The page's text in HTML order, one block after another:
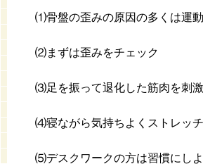
⑴骨盤の歪みの原因の多くは運
⑵まずは歪みをチェック
⑶足を振って退化した筋肉を刺激
⑷寝ながら気持ちよくストレッチ
⑸デスクワークの方は習慣にしよ